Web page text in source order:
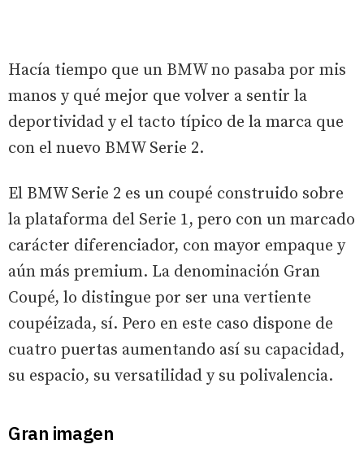
Hacía tiempo que un BMW no pasaba por mis
manos y qué mejor que volver a sentir la
deportividad y el tacto típico de la marca que
con el nuevo BMW Serie 2.
El BMW Serie 2 es un coupé construido sobre
la plataforma del Serie 1, pero con un marcado
carácter diferenciador, con mayor empaque y
aún más premium. La denominación Gran
Coupé, lo distingue por ser una vertiente
coupéizada, sí. Pero en este caso dispone de
cuatro puertas aumentando así su capacidad,
su espacio, su versatilidad y su polivalencia.
Gran imagen